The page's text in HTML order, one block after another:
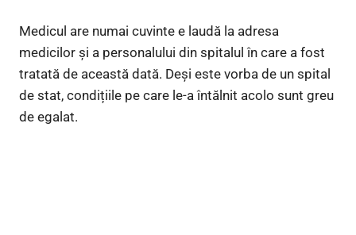
Medicul are numai cuvinte e laudă la adresa
medicilor și a personalului din spitalul în care a fost
tratată de această dată. Deși este vorba de un spital
de stat, condițiile pe care le-a întălnit acolo sunt greu
de egalat.